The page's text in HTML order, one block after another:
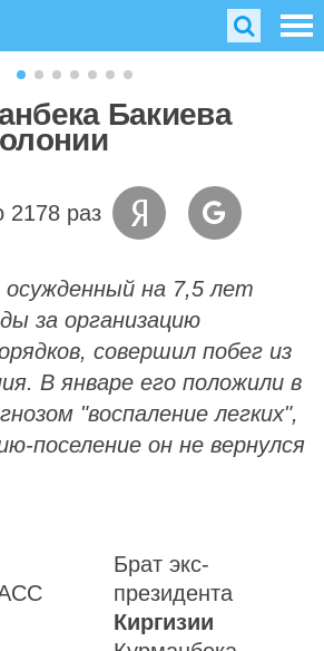
Бакиева
2178 раз
на 7,5 лет
за организацию
совершил побег из
В январе его положили в
"воспаление легких",
поселение он не вернулся
Брат экс-
президента
Киргизии